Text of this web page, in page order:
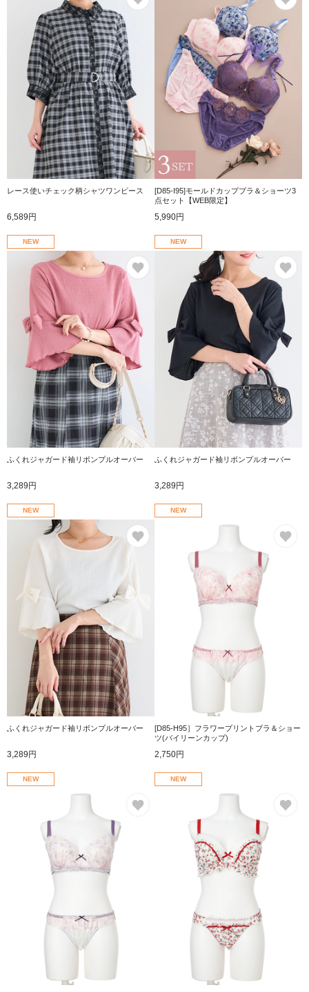
レース使いチェック柄シャツワンピース
6,589円
[D85-I95]モールドカップブラ＆ショーツ3
点セット【WEB限定】
5,990円
NEW
ふくれジャガード袖リボンプルオーバー
3,289円
NEW
ふくれジャガード袖リボンプルオーバー
3,289円
NEW
ふくれジャガード袖リボンプルオーバー
3,289円
NEW
[D85-H95］フラワープリントブラ＆ショー
ツ(バイリーンカップ)
2,750円
NEW NEW